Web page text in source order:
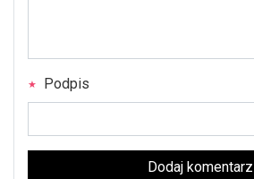
Podpis
Dodaj komentarz